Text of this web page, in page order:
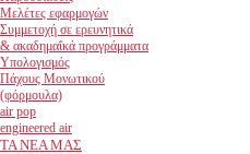
Μελέτες εφαρμογών
Συμμετοχή σε ερευνητικά
& ακαδημαΐκά προγράμματα
Υπολογισμός
Πάχους Μονωτικού
(φόρμουλα)
air pop
engineered air
ΤΑ ΝΕΑ ΜΑΣ